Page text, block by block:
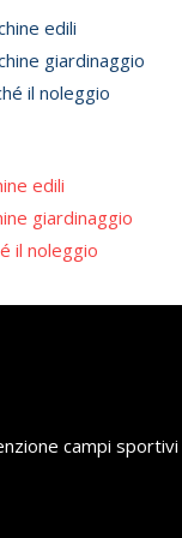
edili
giardinaggio
il noleggio
edili
giardinaggio
il noleggio
campi sportivi